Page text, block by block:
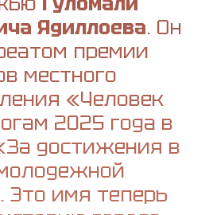
Ядиллоева. Он
премии
местного
«Человек
2025 года в
достижения в
Это имя теперь